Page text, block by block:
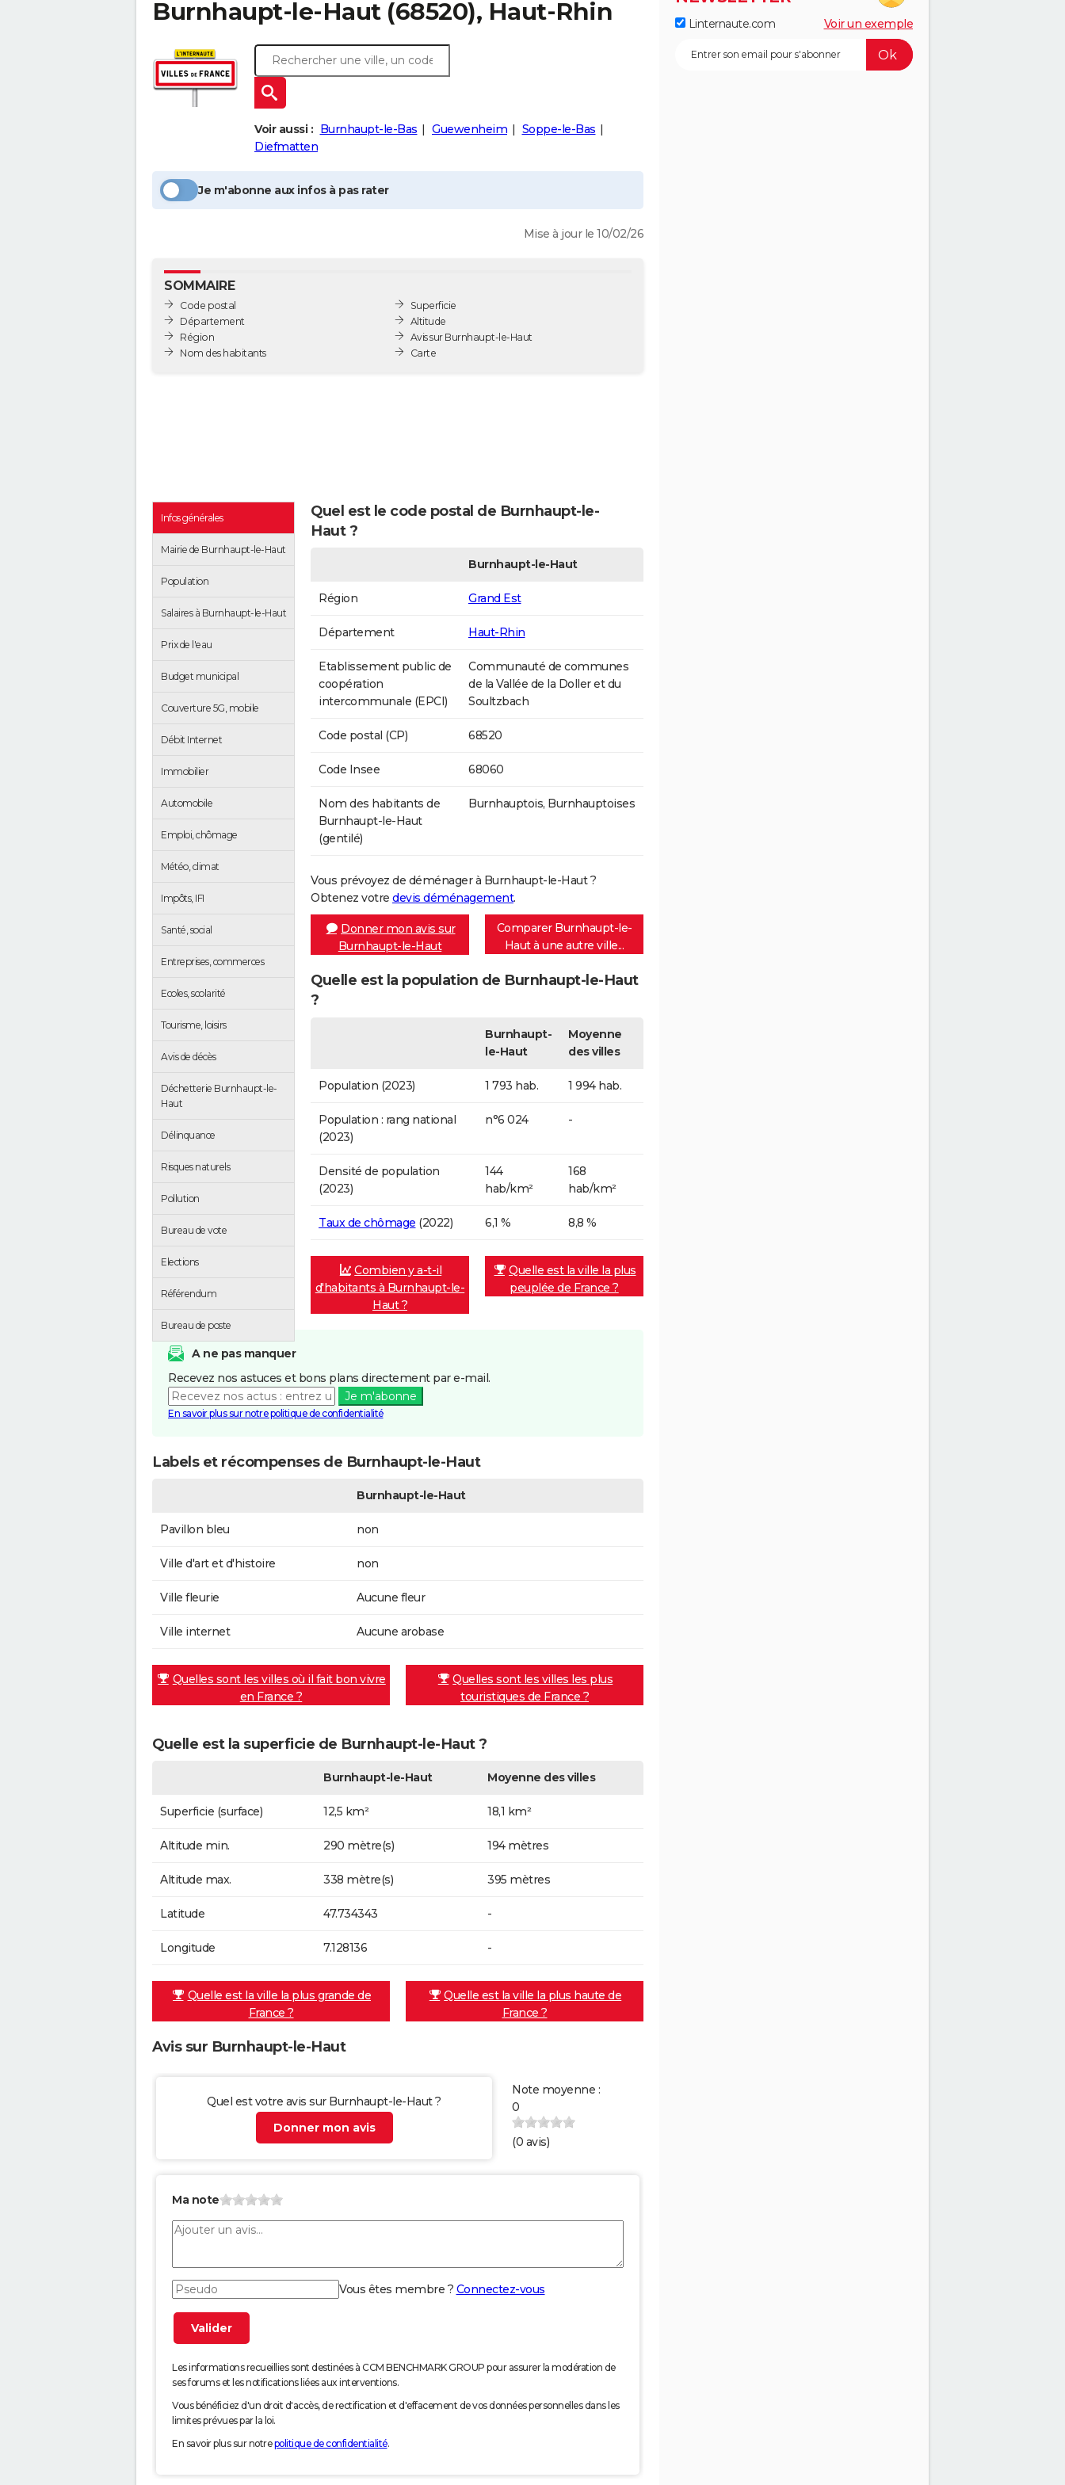
Burnhaupt-le-Haut(68520), Haut-Rhin
Voir aussi : Burnhaupt-le-Bas Guewenheim
Soppe-le-Bas
Diefmatten
Je m'abonne aux infos à pas rater
Mise à jour le 10/02/26
SOMMAIRE
Code postal
Département
Région
Nom des habitants
Superficie
Altitude
Avis sur Burnhaupt-le-Haut
Carte
Infos générales
Mairie de Burnhaupt-le-Haut
Population
Salaires à Burnhaupt-le-Haut
Prix de l'eau
Budget municipal
Couverture 5G, mobile
Débit Internet
Immobilier
Automobile
Emploi, chômage
Météo, climat
Impôts, IFI
Santé, social
Entreprises, commerces
Ecoles, scolarité
Tourisme, loisirs
Avis de décès
Déchetterie Burnhaupt-le-
Haut
Délinquance
Risques naturels
Pollution
Bureau de vote
Elections
Référendum
Bureau de poste
Quel est le code postal de Burnhaupt-le-
Haut ?
Burnhaupt-le-Haut
Région Grand Est
Département Haut-Rhin
Etablissement public de
coopération
intercommunale (EPCI)
Communauté de communes
de la Vallée de la Doller et du
Soultzbach
Code postal (CP) 68520
Code Insee 68060
Nom des habitants de
Burnhaupt-le-Haut
(gentilé)
Burnhauptois, Burnhauptoises
Vous prévoyez de déménager à Burnhaupt-le-Haut ?
Obtenez votre devis déménagement.
Donner mon avis sur
Burnhaupt-le-Haut
Comparer Burnhaupt-le-
Haut à une autre ville...
Quelle est la population de Burnhaupt-le-Haut
?
Burnhaupt-
le-Haut
Moyenne
des villes
Population (2023) 1 793 hab. 1 994 hab.
Population : rang national
(2023)
n°6 024 -
Densité de population
(2023)
144
hab/km²
168
hab/km²
Taux de chômage (2022) 6,1 % 8,8 %
Combien y a-t-il
d'habitants à Burnhaupt-le-
Haut ?
Quelle est la ville la plus
peuplée de France ?
A ne pas manquer
Recevez nos astuces et bons plans directement par e-mail.
Je m'abonne
En savoir plus sur notre politique de confidentialité
Labels et récompenses de Burnhaupt-le-Haut
Burnhaupt-le-Haut
Pavillon bleu non
Ville d'art et d'histoire non
Ville fleurie Aucune fleur
Ville internet Aucune arobase
Quelles sont les villes où il fait bon vivre
en France ?
Quelles sont les villes les plus
touristiques de France ?
Quelle est la superficie de Burnhaupt-le-Haut ?
Burnhaupt-le-Haut Moyenne des villes
Superficie (surface) 12,5 km² 18,1 km²
Altitude min. 290 mètre(s) 194 mètres
Altitude max. 338 mètre(s) 395 mètres
Latitude 47.734343 -
Longitude 7.128136 -
Quelle est la ville la plus grande de
France ?
Quelle est la ville la plus haute de
France ?
Avis sur Burnhaupt-le-Haut
Quel est votre avis sur Burnhaupt-le-Haut ?
Donner mon avis
Note moyenne :
0
(0 avis)
Ma note
Vous êtes membre ? Connectez-vous
Les informations recueillies sont destinées à CCM BENCHMARK GROUP pour assurer la modération de
ses forums et les notifications liées aux interventions.
Vous bénéficiez d'un droit d'accès, de rectification et d'effacement de vos données personnelles dans les
limites prévues par la loi.
En savoir plus sur notrepolitique de confidentialité.
Linternaute.com Voir un exemple